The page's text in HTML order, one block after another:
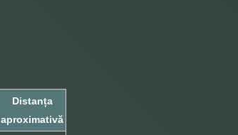
Distanța
aproximativă